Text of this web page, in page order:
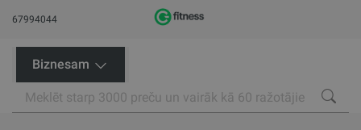
67994044
Biznesam